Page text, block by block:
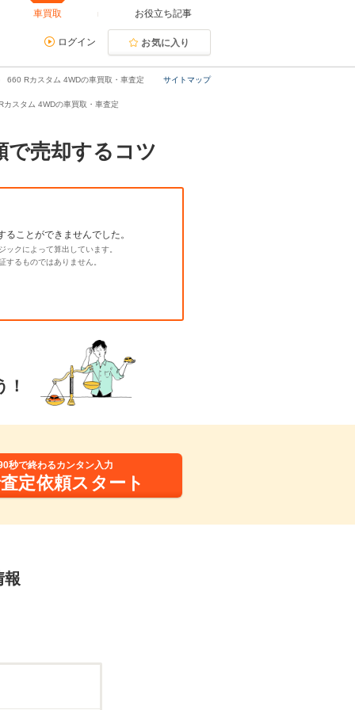
車買取 お役立ち記事
ログイン お気に入り
サイトマップ
660 Rカスタム 4WDの車買取・車査定
カスタム 4WDの車買取・車査定
で売却するコツ
ことができませんでした。
クによって算出しています。
るものではありません。
！
秒で終わるカンタン入力
定依頼スタート
報